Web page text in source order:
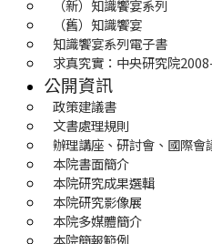
（新）知識饗宴系列
（舊）知識饗宴
知識饗宴系列電子書
求真究實：中央研究院
公開資訊
政策建議書
文書處理規則
辦理講座、研討會、國際會
本院書面簡介
本院研究成果選輯
本院研究影像展
本院多媒體簡介
本院簡報範例